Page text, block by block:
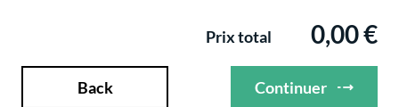
Prix total 0,00 €
Back Continuer